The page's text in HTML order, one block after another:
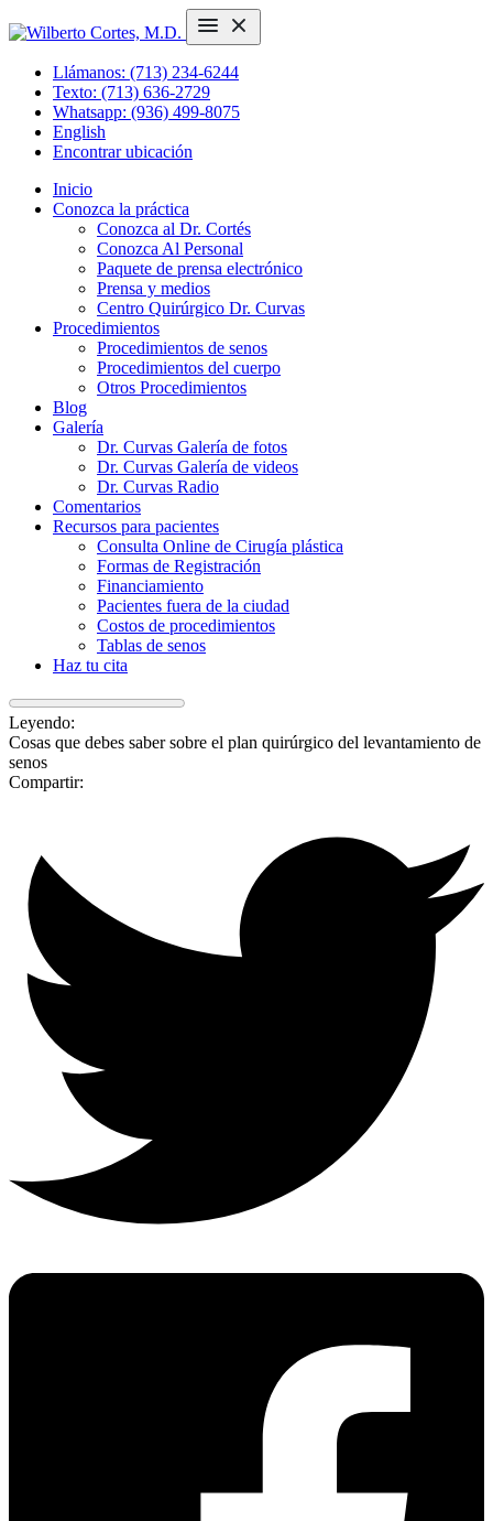
Llámanos: (713) 234-6244
Texto: (713) 636-2729
Whatsapp: (936) 499-8075
English
Encontrar ubicación
Inicio
Conozca la práctica
Conozca al Dr. Cortés
Conozca Al Personal
Paquete de prensa electrónico
Prensa y medios
Centro Quirúrgico Dr. Curvas
Procedimientos
Procedimientos de senos
Procedimientos del cuerpo
Otros Procedimientos
Blog
Galería
Dr. Curvas Galería de fotos
Dr. Curvas Galería de videos
Dr. Curvas Radio
Comentarios
Recursos para pacientes
Consulta Online de Cirugía plástica
Formas de Registración
Financiamiento
Pacientes fuera de la ciudad
Costos de procedimientos
Tablas de senos
Haz tu cita
Leyendo:
Cosas que debes saber sobre el plan quirúrgico del levantamiento de
senos
Compartir: